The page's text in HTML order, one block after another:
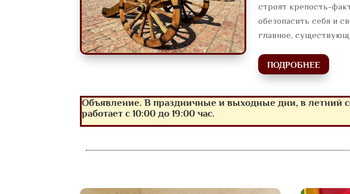
строят крепость-
обезопасить себя и
главное,
ПОДРОБНЕЕ
Объявление. В праздничные и выходные дни, в летний
работает с 10:00 до 19:00 час.